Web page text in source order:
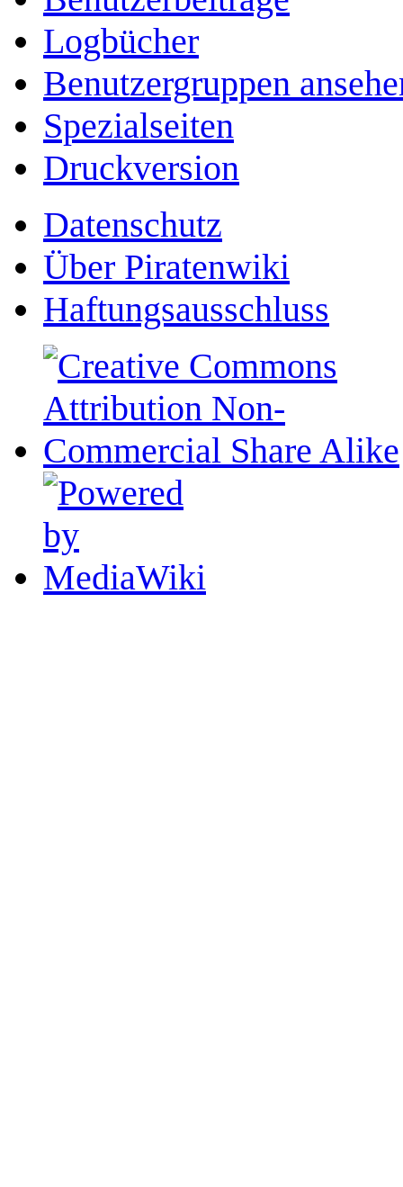
Logbücher
Benutzergruppen
Spezialseiten
Druckversion
Datenschutz
Über Piratenwiki
Haftungsausschluss